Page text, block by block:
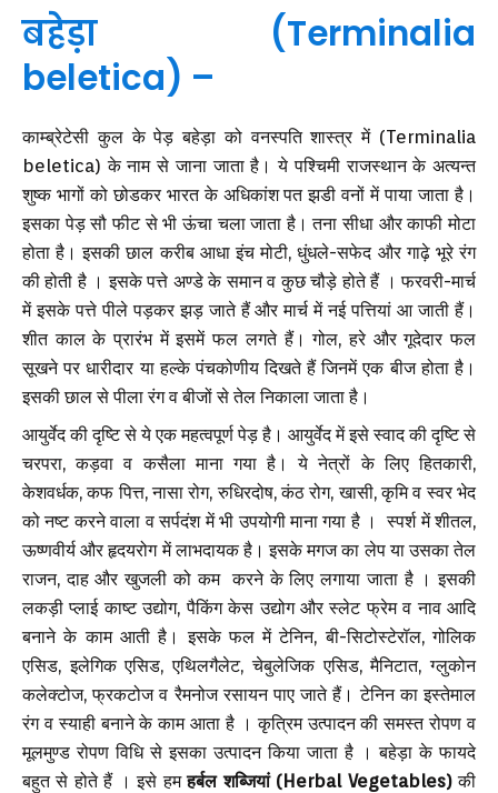
बहेड़ा (Terminalia
beletica) –
काम्ब्रेटेसी कुल के पेड़ बहेड़ा को वनस्पति शास्त्र में (Terminalia
beletica) के नाम से जाना जाता है। ये पश्चिमी राजस्थान के अत्यन्त
शुष्क भागों को छोडकर भारत के अधिकांश पत झडी वनों में पाया जाता है।
इसका पेड़ सौ फीट से भी ऊंचा चला जाता है। तना सीधा और काफी मोटा
होता है। इसकी छाल करीब आधा इंच मोटी, धुंधले-सफेद और गाढ़े भूरे रंग
की होती है । इसके पत्ते अण्डे के समान व कुछ चौड़े होते हैं । फरवरी-मार्च
में इसके पत्ते पीले पड़कर झड़ जाते हैं और मार्च में नई पत्तियां आ जाती हैं।
शीत काल के प्रारंभ में इसमें फल लगते हैं। गोल, हरे और गूदेदार फल
सूखने पर धारीदार या हल्के पंचकोणीय दिखते हैं जिनमें एक बीज होता है।
इसकी छाल से पीला रंग व बीजों से तेल निकाला जाता है।
आयुर्वेद की दृष्टि से ये एक महत्वपूर्ण पेड़ है। आयुर्वेद में इसे स्वाद की दृष्टि से
चरपरा, कड़वा व कसैला माना गया है। ये नेत्रों के लिए हितकारी,
केशवर्धक, कफ पित्त, नासा रोग, रुधिरदोष, कंठ रोग, खासी, कृमि व स्वर भेद
को नष्ट करने वाला व सर्पदंश में भी उपयोगी माना गया है । स्पर्श में शीतल,
ऊष्णवीर्य और हृदयरोग में लाभदायक है। इसके मगज का लेप या उसका तेल
राजन, दाह और खुजली को कम करने के लिए लगाया जाता है । इसकी
लकड़ी प्लाई काष्ट उद्योग, पैकिंग केस उद्योग और स्लेट फ्रेम व नाव आदि
बनाने के काम आती है। इसके फल में टेनिन, बी-सिटोस्टेरॉल, गोलिक
एसिड, इलेगिक एसिड, एथिलगैलेट, चेबुलेजिक एसिड, मैनिटात, ग्लुकोन
कलेक्टोज, फ्रकटोज व रैमनोज रसायन पाए जाते हैं। टेनिन का इस्तेमाल
रंग व स्याही बनाने के काम आता है । कृत्रिम उत्पादन की समस्त रोपण व
मूलमुण्ड रोपण विधि से इसका उत्पादन किया जाता है । बहेड़ा के फायदे
बहुत से होते हैं । इसे हमहर्बल शब्जियां (Herbal Vegetables)की